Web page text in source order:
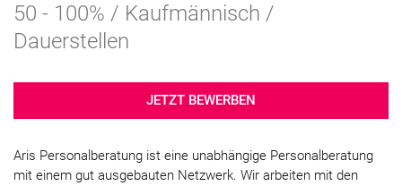
50 - 100% / Kaufmännisch /
Dauerstellen
JETZT BEWERBEN
Aris Personalberatung ist eine unabhängige Personalberatung
mit einem gut ausgebauten Netzwerk. Wir arbeiten mit den